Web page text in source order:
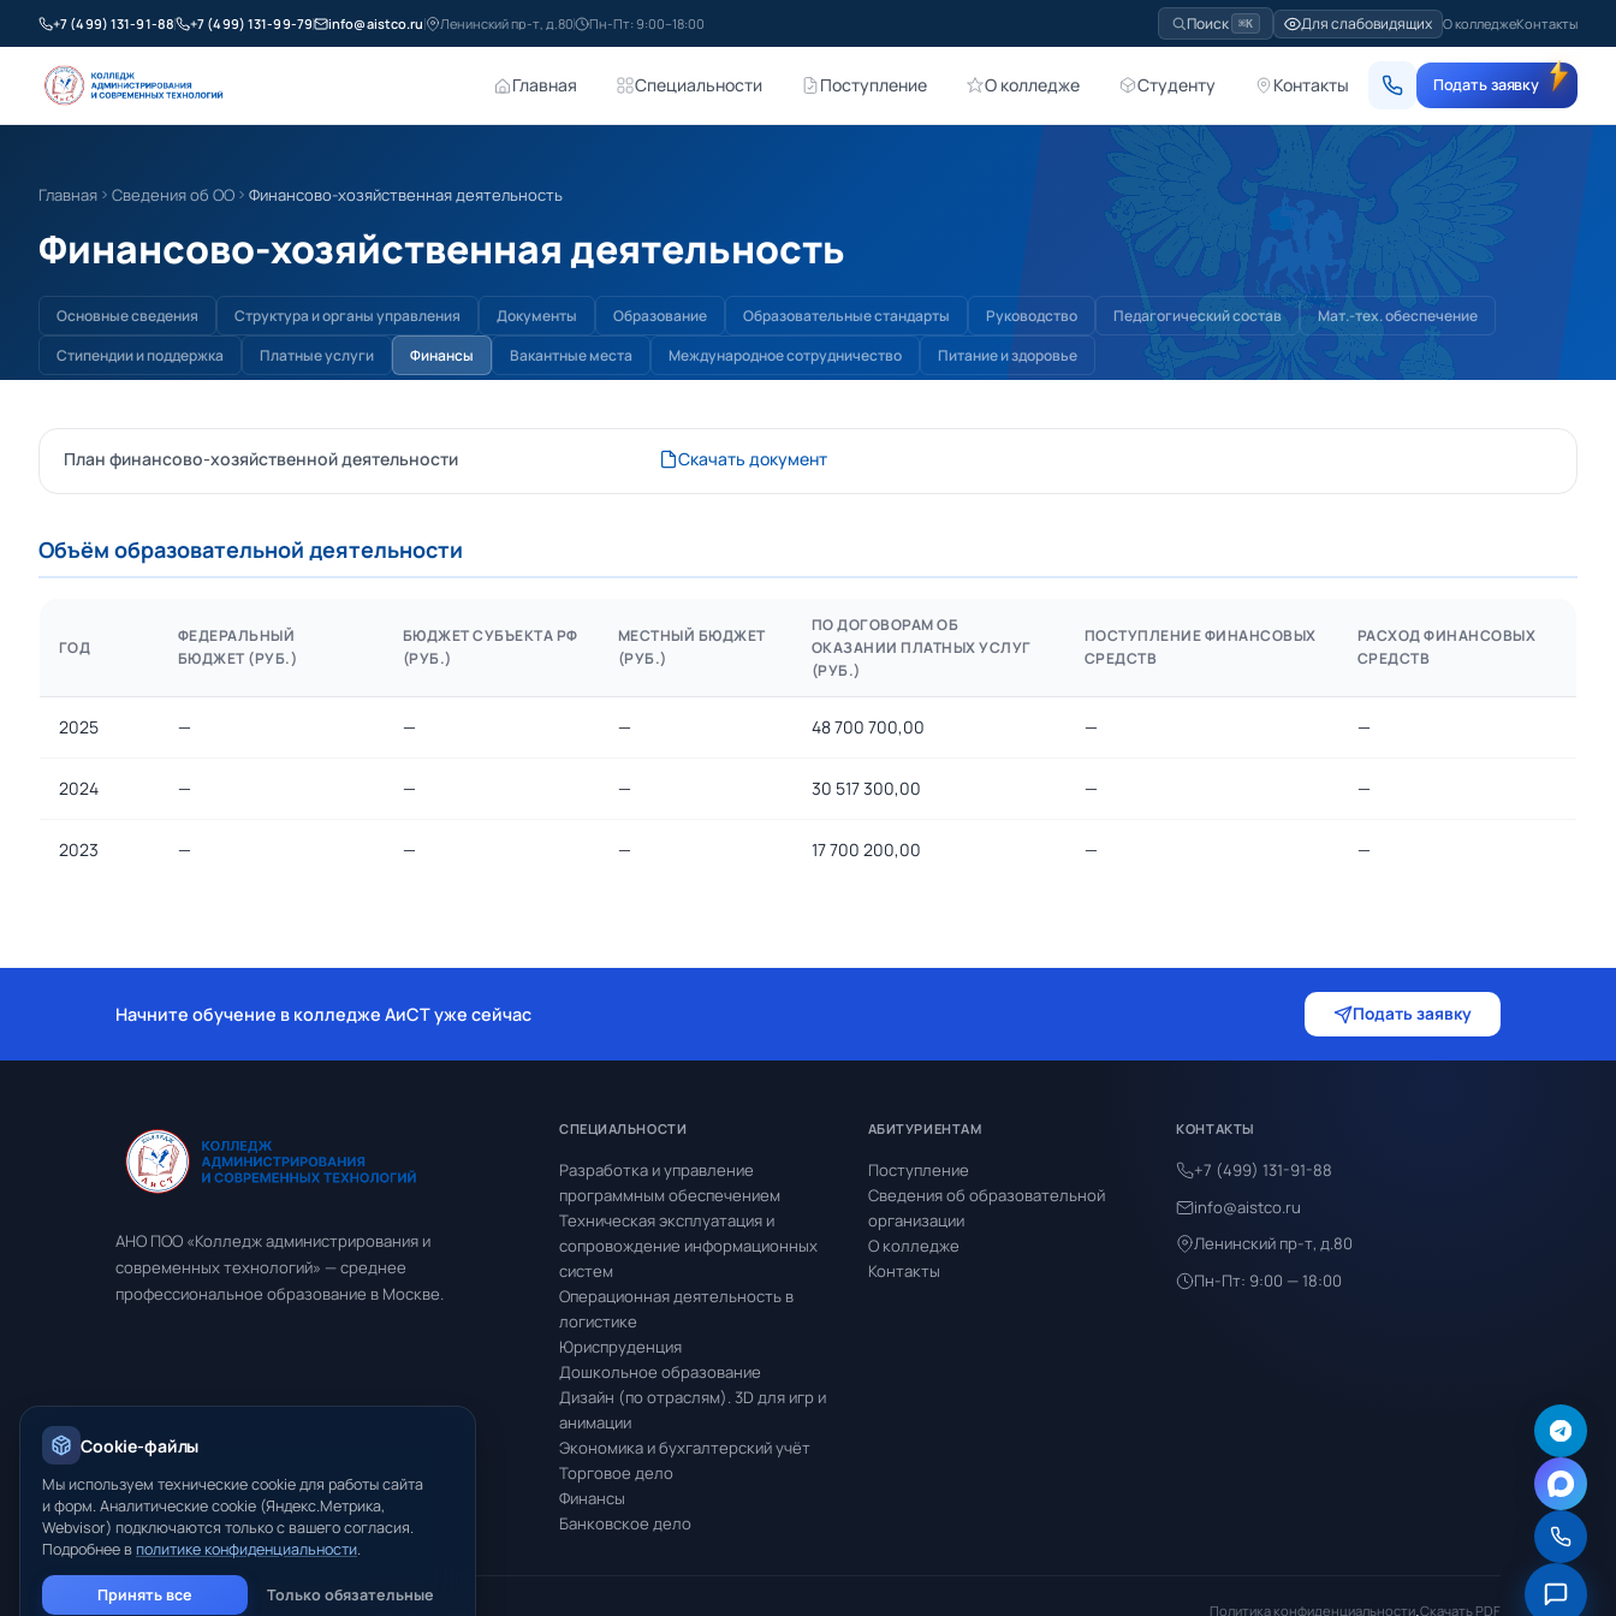
+7 (499) 131-91-88 +7 (499) 131-99-79 info@aistco.ru Ленинский пр-т, д.80 Пн-Пт: 9:00–18:00 Поиск ⌘K Для слабовидящих О колледжеКонтакты
Главная Специальности Поступление О колледже Студенту Контакты Подать заявку
Главная Сведения об ОО Финансово-хозяйственная деятельность
Финансово-хозяйственная деятельность
Основные сведения Структура и органы управления Документы Образование Образовательные стандарты Руководство Педагогический состав
Мат.-тех. обеспечение
Стипендии и поддержка
Платные услуги Финансы Вакантные места Международное сотрудничество Питание и здоровье
План финансово-хозяйственной деятельности Скачать документ
Объём образовательной деятельности
ГОД
ФЕДЕРАЛЬНЫЙ
БЮДЖЕТ (РУБ.)
БЮДЖЕТ СУБЪЕКТА РФ
(РУБ.)
МЕСТНЫЙ БЮДЖЕТ
(РУБ.)
ПО ДОГОВОРАМ ОБ
ОКАЗАНИИ ПЛАТНЫХ УСЛУГ
(РУБ.)
ПОСТУПЛЕНИЕ ФИНАНСОВЫХ
СРЕДСТВ
РАСХОД ФИНАНСОВЫХ
СРЕДСТВ
2025 — — — 48 700 700,00 — —
2024 — — — 30 517 300,00 — —
2023 — — — 17 700 200,00 — —
Начните обучение в колледже АиСТ уже сейчас Подать заявку
АНО ПОО «Колледж администрирования и
современных технологий» — среднее
профессиональное образование в Москве.
СПЕЦИАЛЬНОСТИ
Разработка и управление
программным обеспечением
Техническая эксплуатация и
сопровождение информационных
систем
Операционная деятельность в
логистике
Юриспруденция
Дошкольное образование
Дизайн (по отраслям). 3D для игр и
анимации
Экономика и бухгалтерский учёт
Торговое дело
Финансы
Банковское дело
АБИТУРИЕНТАМ
Поступление
Сведения об образовательной
организации
О колледже
Контакты
КОНТАКТЫ
+7 (499) 131-91-88
info@aistco.ru
Ленинский пр-т, д.80
Пн-Пт: 9:00 — 18:00
Политика конфиденциальности Скачать PDF
Cookie-файлы
Мы используем технические cookie для работы сайта
и форм. Аналитические cookie (Яндекс.Метрика,
Webvisor) подключаются только с вашего согласия.
Подробнее вполитике конфиденциальности.
Принять все Только обязательные